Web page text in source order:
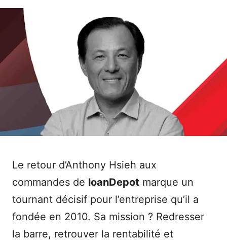
Le retour d’Anthony Hsieh aux
commandes de loanDepot marque un
tournant décisif pour l’entreprise qu’il a
fondée en 2010. Sa mission ? Redresser
la barre, retrouver la rentabilité et